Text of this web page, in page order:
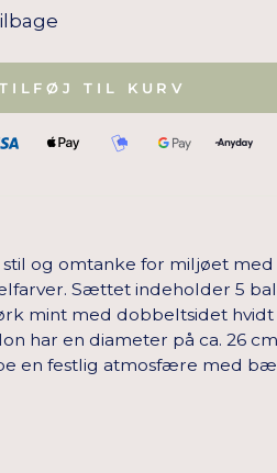
TILFØJ TIL KURV
og omtanke for miljøet med
Sættet indeholder 5
mint med dobbeltsidet hvidt
har en diameter på ca. 26
en festlig atmosfære med